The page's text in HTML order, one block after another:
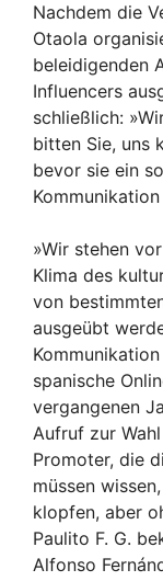
Nachdem die
Otaola
beleidigenden
Influencers
schließlich:
bitten Sie, uns
bevor sie ein
»Wir stehen
Klima des
von
ausgeübt
spanische
vergangenen
Aufruf zur
Promoter, die
müssen
klopfen, aber
Paulito F. G.
Alfonso